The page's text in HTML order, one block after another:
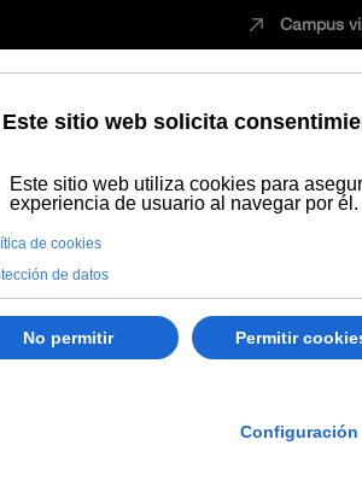
Campus
21 de enero de 2020 de la Comisión de
enero de
de